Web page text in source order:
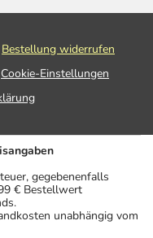
Bestellung widerrufen
Cookie-Einstellungen
gegebenenfalls
€ Bestellwert
unabhängig vom